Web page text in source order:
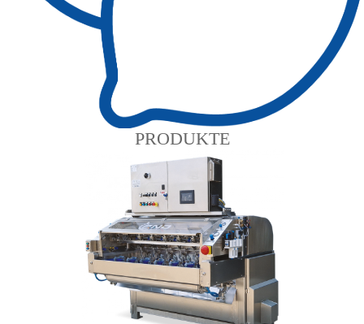
PRODUKTE